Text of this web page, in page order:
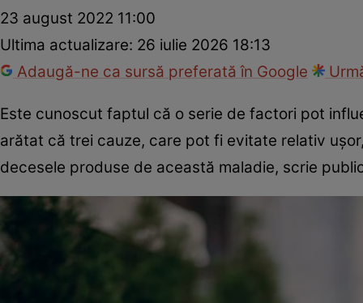
23 august 2022 11:00
Ultima actualizare: 26 iulie 2026 18:13
Adaugă-ne ca sursă preferată în Google
Este cunoscut faptul că o serie de factori pot
arătat că trei cauze, care pot fi evitate relativ
decesele produse de această maladie, scrie